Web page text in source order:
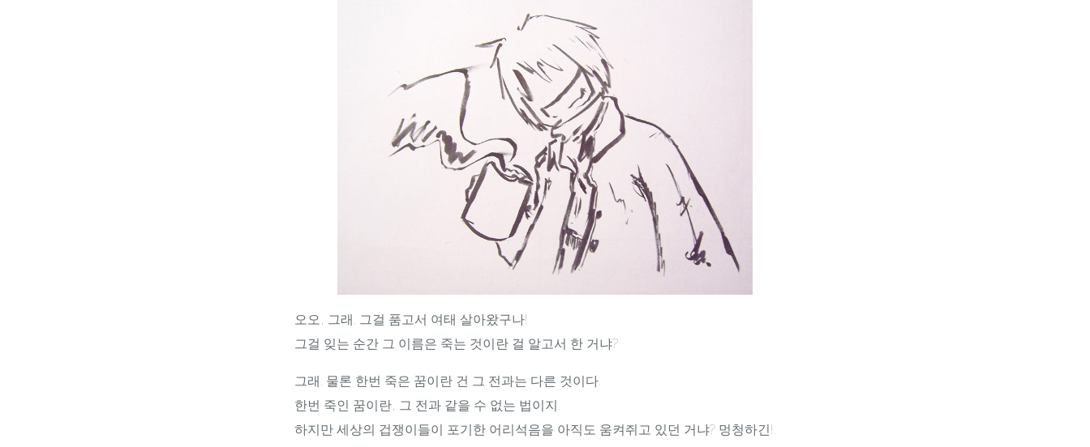
오오, 그래. 그걸 품고서 여태 살아왔구나!
그걸 잊는 순간 그 이름은 죽는 것이란 걸 알고서 한 거냐?
그래. 물론 한번 죽은 꿈이란 건 그 전과는 다른 것이다.
한번 죽인 꿈이란, 그 전과 같을 수 없는 법이지.
하지만 세상의 겁쟁이들이 포기한 어리석음을 아직도 움켜쥐고 있던 거냐? 멍청하긴!